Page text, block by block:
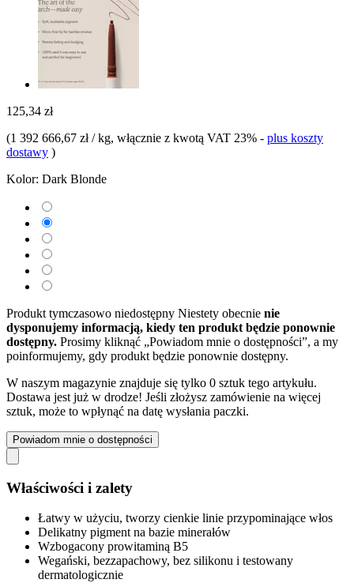
125,34 zł
(1 392 666,67 zł / kg, włącznie z kwotą VAT 23% - plus koszty
dostawy )
Kolor: Dark Blonde
Produkt tymczasowo niedostępny Niestety obecnie nie
dysponujemy informacją, kiedy ten produkt będzie ponownie
dostępny. Prosimy kliknąć „Powiadom mnie o dostępności”, a my
poinformujemy, gdy produkt będzie ponownie dostępny.
W naszym magazynie znajduje się tylko 0 sztuk tego artykułu.
Dostawa jest już w drodze! Jeśli złożysz zamówienie na więcej
sztuk, może to wpłynąć na datę wysłania paczki.
Powiadom mnie o dostępności
Właściwości i zalety
Łatwy w użyciu, tworzy cienkie linie przypominające włos
Delikatny pigment na bazie minerałów
Wzbogacony prowitaminą B5
Wegański, bezzapachowy, bez silikonu i testowany
dermatologicznie